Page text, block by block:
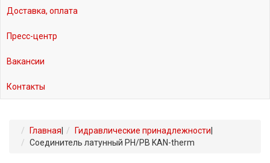
Доставка, оплата
Пресс-центр
Вакансии
Контакты
Главная Гидравлические принадлежности
Соединитель латунный РН/РВ KAN-therm